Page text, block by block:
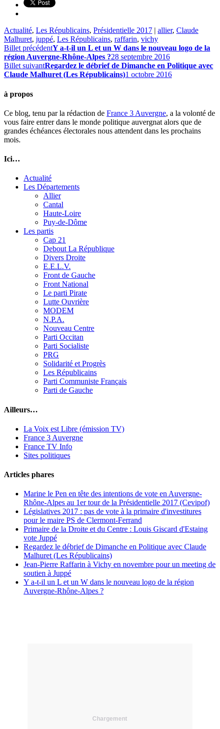
Actualité, Les Républicains, Présidentielle 2017 | allier, Claude
Malhuret, juppé, Les Républicains, raffarin, vichy
Billet précédentY a-t-il un L et un W dans le nouveau logo de la
région Auvergne-Rhône-Alpes ?28 septembre 2016
Billet suivantRegardez le débrief de Dimanche en Politique avec
Claude Malhuret (Les Républicains)1 octobre 2016
à propos
Ce blog, tenu par la rédaction de France 3 Auvergne, a la volonté de
vous faire entrer dans le monde politique auvergnat alors que de
grandes échéances électorales nous attendent dans les prochains
mois.
Ici…
Actualité
Les Départements
Allier
Cantal
Haute-Loire
Puy-de-Dôme
Les partis
Cap 21
Debout La République
Divers Droite
E.E.L.V.
Front de Gauche
Front National
Le parti Pirate
Lutte Ouvrière
MODEM
N.P.A.
Nouveau Centre
Parti Occitan
Parti Socialiste
PRG
Solidarité et Progrès
Les Républicains
Parti Communiste Français
Parti de Gauche
Ailleurs…
La Voix est Libre (émission TV)
France 3 Auvergne
France TV Info
Sites politiques
Articles phares
Marine le Pen en tête des intentions de vote en Auvergne-
Rhône-Alpes au 1er tour de la Présidentielle 2017 (Cevipof)
Législatives 2017 : pas de vote à la primaire d'investitures
pour le maire PS de Clermont-Ferrand
Primaire de la Droite et du Centre : Louis Giscard d'Estaing
vote Juppé
Regardez le débrief de Dimanche en Politique avec Claude
Malhuret (Les Républicains)
Jean-Pierre Raffarin à Vichy en novembre pour un meeting de
soutien à Juppé
Y a-t-il un L et un W dans le nouveau logo de la région
Auvergne-Rhône-Alpes ?
Chargement